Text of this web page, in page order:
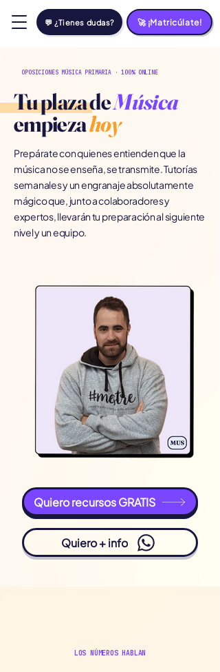
💬 ¿Tienes dudas? 🚀 ¡Matricúlate!
OPOSICIONES MÚSICA PRIMARIA · 100% ONLINE
Tu plaza deMúsica
empiezahoy
Prepárate con quienes entienden que la
música no se enseña, se transmite. Tutorías
semanales y un engranaje absolutamente
mágico que, junto a colaboradores y
expertos, llevarán tu preparación al siguiente
nivel y un equipo.
Quiero recursos GRATIS
Quiero + info
LOS NÚMEROS HABLAN